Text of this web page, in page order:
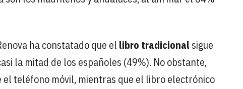
ha constatado que el libro tradicionalsigue
la mitad de los españoles (49%). No obstante,
teléfono móvil, mientras que el libro electrónico